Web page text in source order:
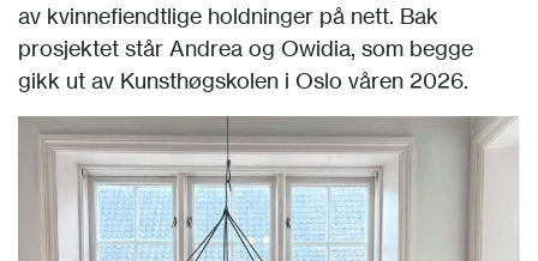
av kvinnefiendtlige holdninger på nett. Bak
prosjektet står Andrea og Owidia, som begge
gikk ut av Kunsthøgskolen i Oslo våren 2026.